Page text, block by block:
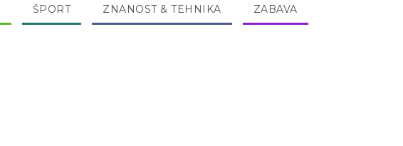
ŠPORT ZNANOST & TEHNIKA ZABAVA